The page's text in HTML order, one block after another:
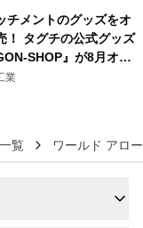
チメントのグッズをオ
！ タグチの公式グッズ
SHOP』が8月オー
業
覧 ワールド アロ